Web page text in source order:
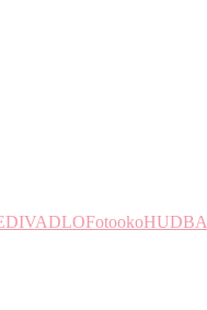
DIVADLOFotookoHUDBA